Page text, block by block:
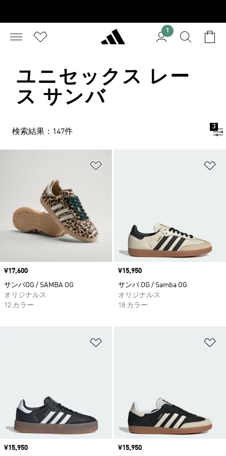
1
ユニセックス レー
ス サンバ
検索結果：147件
3
価格
¥17,600
サンバOG / SAMBA OG
オリジナルス
12 カラー
価格
¥15,950
サンバ OG / Samba OG
オリジナルス
18 カラー
価格
¥15,950
価格
¥15,950